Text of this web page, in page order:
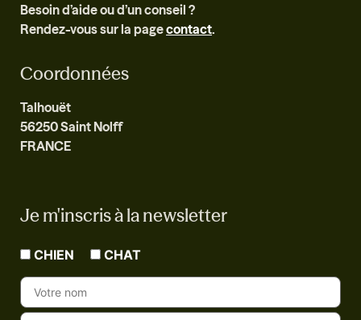
Besoin d’aide ou d’un conseil ?
Rendez-vous sur la pagecontact.
Coordonnées
Talhouët
56250 Saint Nolff
FRANCE
Je m'inscris à la newsletter
CHIEN CHAT